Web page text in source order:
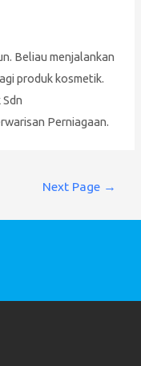
Beliau menjalankan
produk kosmetik.
Perniagaan.
Next Page →